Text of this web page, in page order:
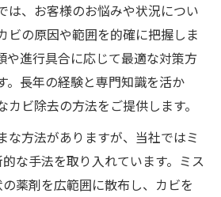
は、お客様のお悩みや状況につい
ビの原因や範囲を的確に把握しま
や進行具合に応じて最適な対策方
。長年の経験と専門知識を活か
カビ除去の方法をご提供します。
な方法がありますが、当社ではミ
な手法を取り入れています。ミス
薬剤を広範囲に散布し、カビを